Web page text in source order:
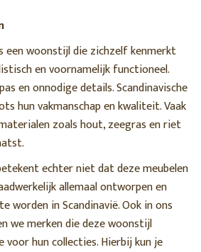
een woonstijl die zichzelf kenmerkt
en voornamelijk functioneel.
en onnodige details. Scandinavische
hun vakmanschap en kwaliteit. Vaak
zoals hout, zeegras en riet
echter niet dat deze meubelen
allemaal ontworpen en
worden in Scandinavië. Ook in ons
we merken die deze woonstijl
voor hun collecties. Hierbij kun je